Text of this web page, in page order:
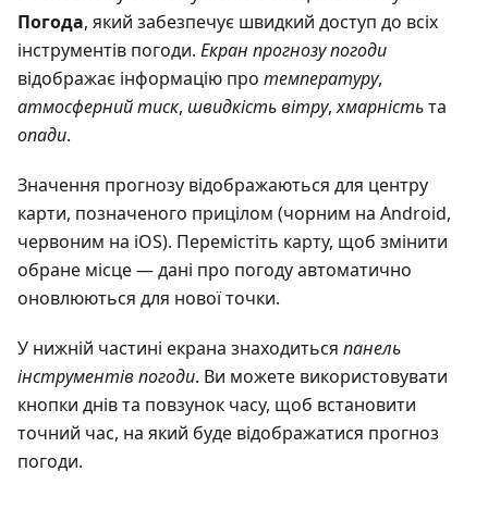
Погода, який забезпечує швидкий доступ до всіх
інструментів погоди. Екран прогнозу погоди
відображає інформацію про температуру,
атмосферний тиск, швидкість вітру,хмарністьта
опади.
Значення прогнозу відображаються для центру
карти, позначеного прицілом (чорним на Android,
червоним на iOS). Перемістіть карту, щоб змінити
обране місце — дані про погоду автоматично
оновлюються для нової точки.
У нижній частині екрана знаходиться панель
інструментів погоди. Ви можете використовувати
кнопки днів та повзунок часу, щоб встановити
точний час, на який буде відображатися прогноз
погоди.